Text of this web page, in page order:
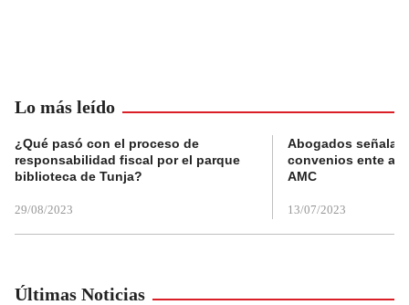
Lo más leído
¿Qué pasó con el proceso de
responsabilidad fiscal por el parque
biblioteca de Tunja?
29/08/2023
Abogados
convenios ente
AMC
13/07/2023
Últimas Noticias